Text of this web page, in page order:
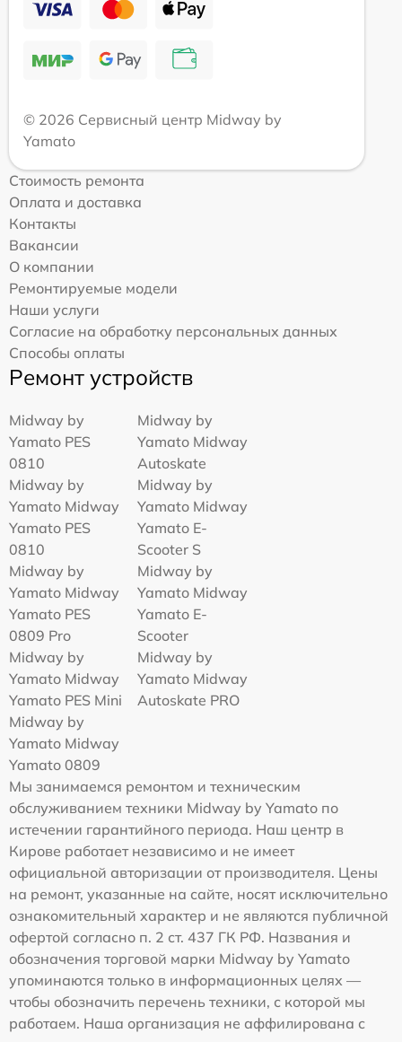
© 2026 Сервисный центр Midway by
Yamato
Стоимость ремонта
Оплата и доставка
Контакты
Вакансии
О компании
Ремонтируемые модели
Наши услуги
Согласие на обработку персональных данных
Способы оплаты
Ремонт устройств
Midway by
Yamato PES
0810
Midway by
Yamato Midway
Autoskate
Midway by
Yamato Midway
Yamato PES
0810
Midway by
Yamato Midway
Yamato E-
Scooter S
Midway by
Yamato Midway
Yamato PES
0809 Pro
Midway by
Yamato Midway
Yamato E-
Scooter
Midway by
Yamato Midway
Yamato PES Mini
Midway by
Yamato Midway
Autoskate PRO
Midway by
Yamato Midway
Yamato 0809
Мы занимаемся ремонтом и техническим
обслуживанием техники Midway by Yamato по
истечении гарантийного периода. Наш центр в
Кирове работает независимо и не имеет
официальной авторизации от производителя. Цены
на ремонт, указанные на сайте, носят исключительно
ознакомительный характер и не являются публичной
офертой согласно п. 2 ст. 437 ГК РФ. Названия и
обозначения торговой марки Midway by Yamato
упоминаются только в информационных целях —
чтобы обозначить перечень техники, с которой мы
работаем. Наша организация не аффилирована с